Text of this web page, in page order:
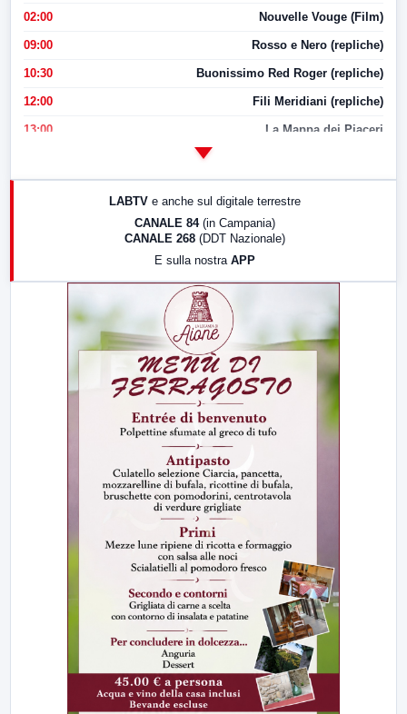
02:00 Nouvelle Vouge (Film)
09:00 Rosso e Nero (repliche)
10:30 Buonissimo Red Roger (repliche)
12:00 Fili Meridiani (repliche)
13:00 La Mappa dei Piaceri
LABTV e anche sul digitale terrestre
CANALE 84 (in Campania)
CANALE 268 (DDT Nazionale)
E sulla nostra APP